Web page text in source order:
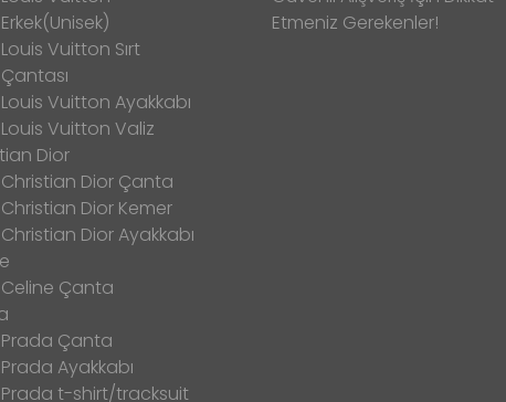
Erkek(Unisek)
Louis Vuitton Sırt
Çantası
Louis Vuitton Ayakkabı
Louis Vuitton Valiz
Dior
Christian Dior Çanta
Christian Dior Kemer
Christian Dior Ayakkabı
Celine Çanta
Prada Çanta
Prada Ayakkabı
Prada t-shirt/tracksuit
Etmeniz Gerekenler!